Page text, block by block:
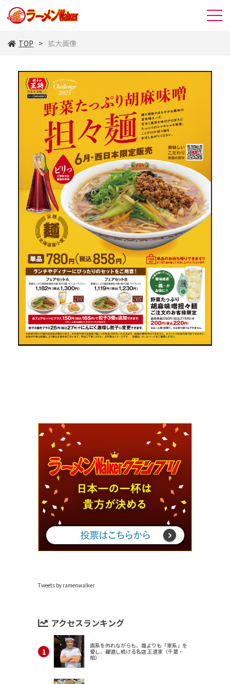
TOP 拡大画像
Tweets by ramenwalker
アクセスランキング
直系を外れながらも、誰よりも「家系」を
愛し、躍進し続ける名店 王道家（千葉・
柏）